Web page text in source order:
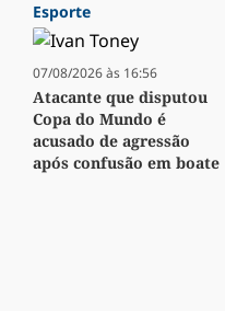
Esporte
07/08/2026 às 16:56
Atacante que disputou
Copa do Mundo é
acusado de agressão
após confusão em boate